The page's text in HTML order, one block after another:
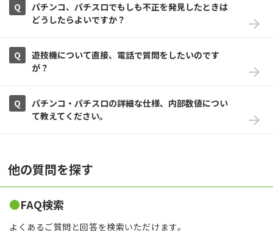
Q
パチンコ、パチスロでもしも不正を発見したときは
どうしたらよいですか？
Q
遊技機について直接、電話で質問をしたいのです
が？
Q
パチンコ・パチスロの詳細な仕様、内部数値につい
て教えてください。
他の質問を探す
●FAQ検索
よくあるご質問と回答を検索いただけます。